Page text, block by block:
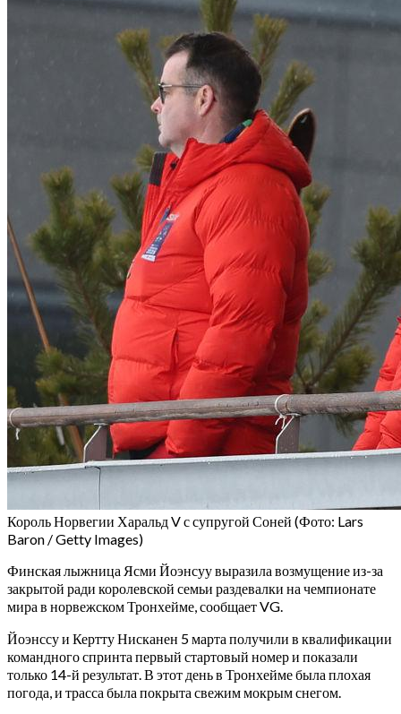
Король Норвегии Харальд V с супругой Соней (Фото: Lars
Baron / Getty Images)
Финская лыжница Ясми Йоэнсуу выразила возмущение из-за
закрытой ради королевской семьи раздевалки на чемпионате
мира в норвежском Тронхейме, сообщает VG.
Йоэнссу и Кертту Нисканен 5 марта получили в квалификации
командного спринта первый стартовый номер и показали
только 14-й результат. В этот день в Тронхейме была плохая
погода, и трасса была покрыта свежим мокрым снегом.